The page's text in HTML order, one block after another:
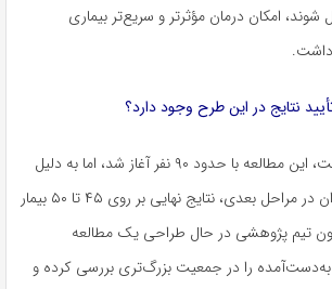
امکان درمان مؤثرتر و سریع‌تر بیماری
نتایج در این طرح وجود دارد؟
در مرحله نخست، این مطالعه با حدود ۹۰ نفر آغاز شد، اما به دلیل
عدم مراجعه برخی بیماران در مراحل بعدی، نتایج نهایی بر روی ۴۵ تا ۵۰ بیمار
تیم پژوهشی در حال طراحی یک مطالعه
به‌دست‌آمده را در جمعیت بزرگ‌تری بررسی کرده و